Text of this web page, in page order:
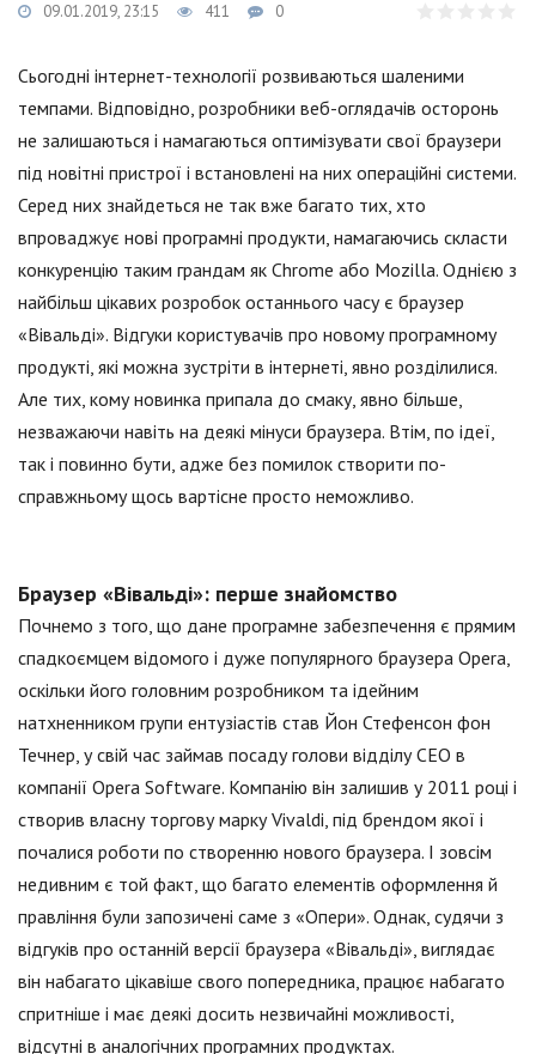
09.01.2019, 23:15 411 0
Сьогодні інтернет-технології розвиваються шаленими
темпами. Відповідно, розробники веб-оглядачів осторонь
не залишаються і намагаються оптимізувати свої браузери
під новітні пристрої і встановлені на них операційні системи.
Серед них знайдеться не так вже багато тих, хто
впроваджує нові програмні продукти, намагаючись скласти
конкуренцію таким грандам як Chrome або Mozilla. Однією з
найбільш цікавих розробок останнього часу є браузер
«Вівальді». Відгуки користувачів про новому програмному
продукті, які можна зустріти в інтернеті, явно розділилися.
Але тих, кому новинка припала до смаку, явно більше,
незважаючи навіть на деякі мінуси браузера. Втім, по ідеї,
так і повинно бути, адже без помилок створити по-
справжньому щось вартісне просто неможливо.
Браузер «Вівальді»: перше знайомство
Почнемо з того, що дане програмне забезпечення є прямим
спадкоємцем відомого і дуже популярного браузера Opera,
оскільки його головним розробником та ідейним
натхненником групи ентузіастів став Йон Стефенсон фон
Течнер, у свій час займав посаду голови відділу СЕО в
компанії Opera Software. Компанію він залишив у 2011 році і
створив власну торгову марку Vivaldi, під брендом якої і
почалися роботи по створенню нового браузера. І зовсім
недивним є той факт, що багато елементів оформлення й
правління були запозичені саме з «Опери». Однак, судячи з
відгуків про останній версії браузера «Вівальді», виглядає
він набагато цікавіше свого попередника, працює набагато
спритніше і має деякі досить незвичайні можливості,
відсутні в аналогічних програмних продуктах.